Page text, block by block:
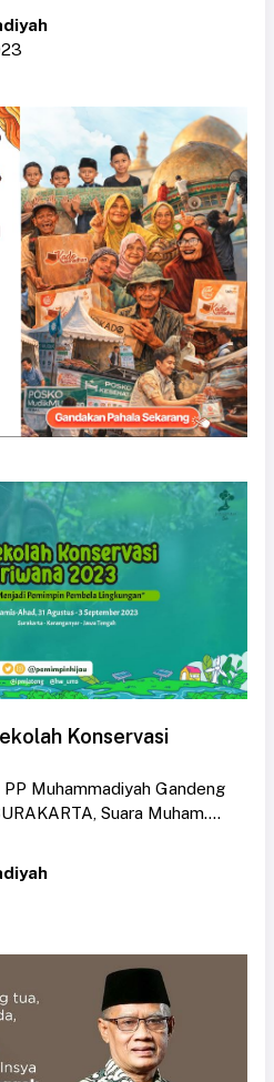
Konservasi
Muhammadiyah Gandeng
Suara Muham....